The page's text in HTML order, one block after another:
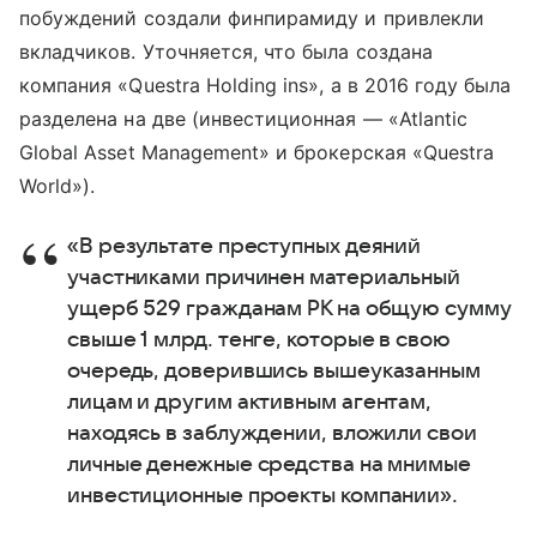
побуждений создали финпирамиду и привлекли
вкладчиков. Уточняется, что была создана
компания «Questra Holding ins», а в 2016 году была
разделена на две (инвестиционная — «Atlantic
Global Asset Management» и брокерская «Questra
World»).
«В результате преступных деяний
участниками причинен материальный
ущерб 529 гражданам РК на общую сумму
свыше 1 млрд. тенге, которые в свою
очередь, доверившись вышеуказанным
лицам и другим активным агентам,
находясь в заблуждении, вложили свои
личные денежные средства на мнимые
инвестиционные проекты компании».